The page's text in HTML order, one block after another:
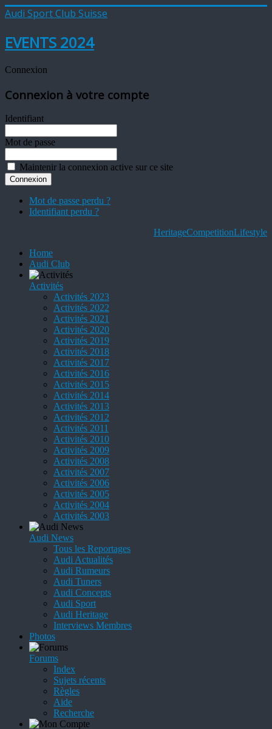
Audi Sport Club Suisse
EVENTS 2024
Connexion
Connexion à votre compte
Identifiant
Mot de passe
Maintenir la connexion active sur ce site
Mot de passe perdu ?
Identifiant perdu ?
HeritageCompetitionLifestyle
Home
Audi Club
Activités
Activités 2023
Activités 2022
Activités 2021
Activités 2020
Activités 2019
Activités 2018
Activités 2017
Activités 2016
Activités 2015
Activités 2014
Activités 2013
Activités 2012
Activités 2011
Activités 2010
Activités 2009
Activités 2008
Activités 2007
Activités 2006
Activités 2005
Activités 2004
Activités 2003
Audi News
Tous les Reportages
Audi Actualités
Audi Rumeurs
Audi Tuners
Audi Concepts
Audi Sport
Audi Heritage
Interviews Membres
Photos
Forums
Index
Sujets récents
Règles
Aide
Recherche